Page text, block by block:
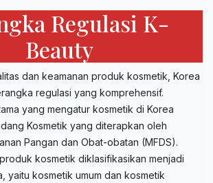
Regulasi K-
Beauty
dan keamanan produk kosmetik, Korea
regulasi yang komprehensif.
yang mengatur kosmetik di Korea
Kosmetik yang diterapkan oleh
Pangan dan Obat-obatan (MFDS).
kosmetik diklasifikasikan menjadi
yaitu kosmetik umum dan kosmetik